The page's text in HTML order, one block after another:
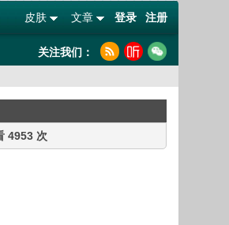
登录 注册
文章
皮肤
关注我们：
4953 次